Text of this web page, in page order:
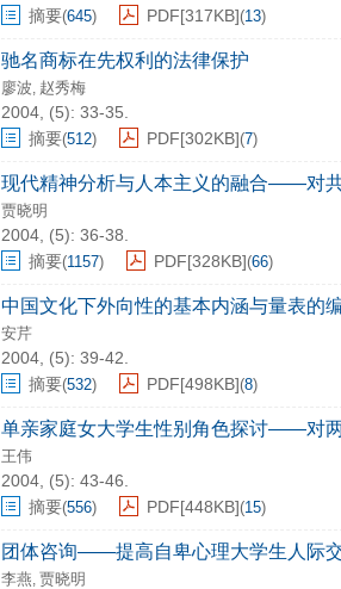
摘要(645) PDF[317KB](13)
驰名商标在先权利的法律保护
廖波, 赵秀梅
2004, (5): 33-35.
摘要(512) PDF[302KB](7)
现代精神分析与人本主义的融合——对
贾晓明
2004, (5): 36-38.
摘要(1157) PDF[328KB](66)
中国文化下外向性的基本内涵与量表的
安芹
2004, (5): 39-42.
摘要(532) PDF[498KB](8)
单亲家庭女大学生性别角色探讨——对
王伟
2004, (5): 43-46.
摘要(556) PDF[448KB](15)
团体咨询——提高自卑心理大学生人际
李燕, 贾晓明